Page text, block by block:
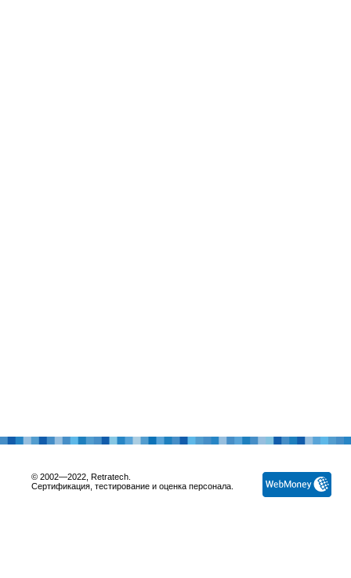
© 2002—2022, Retratech.
Сертификация, тестирование и оценка персонала.